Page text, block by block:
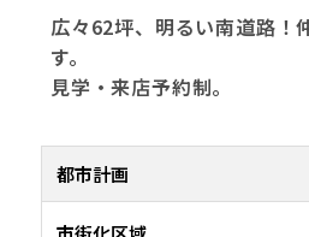
広々62坪、明るい南道路！
す。
見学・来店予約制。
都市計画